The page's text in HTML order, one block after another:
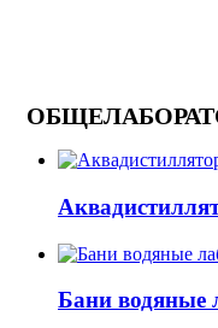
Бани водяные